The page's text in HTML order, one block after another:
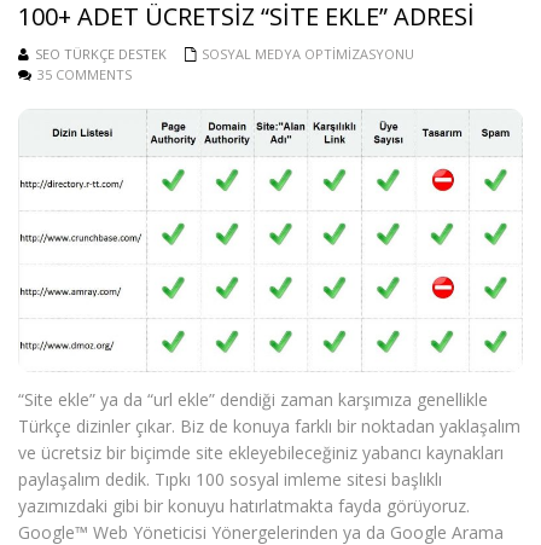
100+ ADET ÜCRETSIZ “SITE EKLE” ADRESI
SEO TÜRKÇE DESTEK
SOSYAL MEDYA OPTIMIZASYONU
35 COMMENTS
“Site ekle” ya da “url ekle” dendiği zaman karşımıza genellikle
Türkçe dizinler çıkar. Biz de konuya farklı bir noktadan yaklaşalım
ve ücretsiz bir biçimde site ekleyebileceğiniz yabancı kaynakları
paylaşalım dedik. Tıpkı 100 sosyal imleme sitesi başlıklı
yazımızdaki gibi bir konuyu hatırlatmakta fayda görüyoruz.
Google™ Web Yöneticisi Yönergelerinden ya da Google Arama